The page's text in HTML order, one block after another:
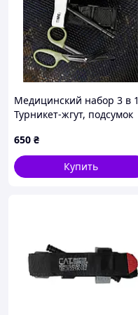
Медицинский набор 3 в 1
Турникет-жгут, подсумок
тактические медицинские
ножницы EMT черный
ВТ5408
650 ₴
Купить